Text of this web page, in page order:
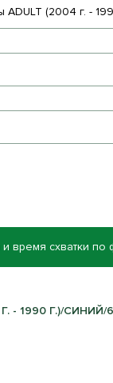
(2004 г. -
время схватки по
- 1990 Г.)/СИНИЙ/